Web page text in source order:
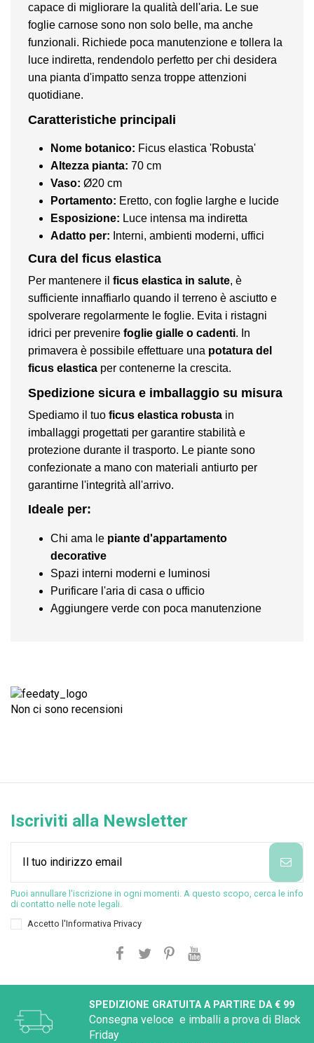
capace di migliorare la qualità dell'aria. Le sue
foglie carnose sono non solo belle, ma anche
funzionali. Richiede poca manutenzione e tollera la
luce indiretta, rendendolo perfetto per chi desidera
una pianta d'impatto senza troppe attenzioni
quotidiane.
Caratteristiche principali
Nome botanico: Ficus elastica 'Robusta'
Altezza pianta: 70 cm
Vaso: Ø20 cm
Portamento: Eretto, con foglie larghe e lucide
Esposizione: Luce intensa ma indiretta
Adatto per: Interni, ambienti moderni, uffici
Cura del ficus elastica
Per mantenere il ficus elastica in salute, è
sufficiente innaffiarlo quando il terreno è asciutto e
spolverare regolarmente le foglie. Evita i ristagni
idrici per prevenire foglie gialle o cadenti. In
primavera è possibile effettuare una potatura del
ficus elastica per contenerne la crescita.
Spedizione sicura e imballaggio su misura
Spediamo il tuo ficus elastica robusta in
imballaggi progettati per garantire stabilità e
protezione durante il trasporto. Le piante sono
confezionate a mano con materiali antiurto per
garantirne l'integrità all'arrivo.
Ideale per:
Chi ama le piante d'appartamento
decorative
Spazi interni moderni e luminosi
Purificare l'aria di casa o ufficio
Aggiungere verde con poca manutenzione
Non ci sono recensioni
Iscriviti alla Newsletter
Puoi annullare l'iscrizione in ogni momenti. A questo scopo, cerca le info
di contatto nelle note legali.
Accetto l'Informativa Privacy
SPEDIZIONE GRATUITA A PARTIRE DA € 99
Consegna veloce e imballi a prova di Black
Friday